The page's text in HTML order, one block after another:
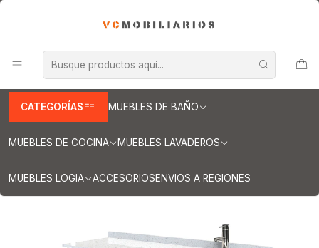
CATEGORÍAS MUEBLES DE BAÑO
MUEBLES DE COCINA MUEBLES LAVADEROS
MUEBLES LOGIA ACCESORIOSENVIOS A REGIONES
Muebles vanitorio aereo - simple
Mueble vanitorios aereo - simple de cuarzo
Muebles vanitorios aereo simple cuarzo / 150 cm
Mueble vanitorio Aéreo de 150 cm con cubierta de cuarzo / M2-